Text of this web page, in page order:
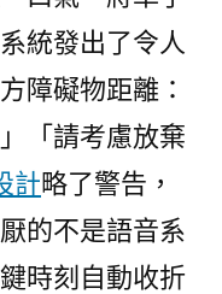
統發出了令人
障礙物距離：
「請考慮放棄
計略了警告，
的不是語音系
時刻自動收折